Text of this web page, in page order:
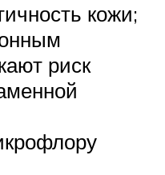
кожи;
риск